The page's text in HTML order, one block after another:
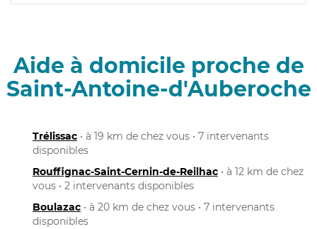
Aide à domicile proche de
Saint-Antoine-d'Auberoche
Trélissac • à 19 km de chez vous • 7 intervenants
disponibles
Rouffignac-Saint-Cernin-de-Reilhac • à 12 km de chez
vous • 2 intervenants disponibles
Boulazac • à 20 km de chez vous • 7 intervenants
disponibles